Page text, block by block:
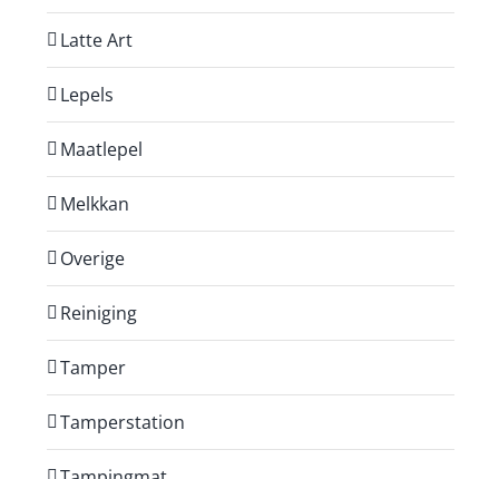
Latte Art
Lepels
Maatlepel
Melkkan
Overige
Reiniging
Tamper
Tamperstation